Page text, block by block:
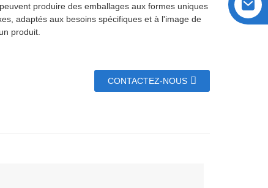
produire des emballages aux formes uniques
adaptés aux besoins spécifiques et à l'image de
produit.
CONTACTEZ-NOUS